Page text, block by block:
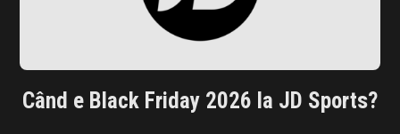
CÂND E BLACK FRIDAY
ABONARE NEWSLETTER
Când e Black Friday 2026 la JD Sports?